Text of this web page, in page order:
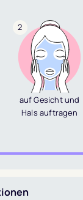
2
auf Gesicht und
Hals auftragen